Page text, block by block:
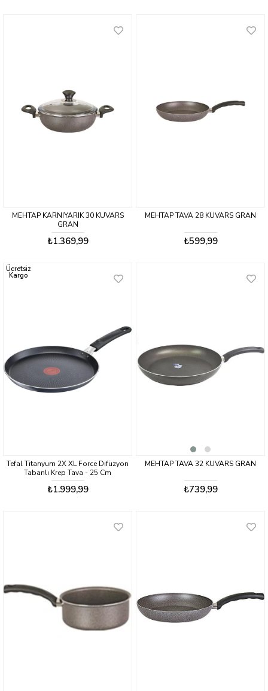
MEHTAP KARNIYARIK 30 KUVARS
GRAN
₺1.369,99
MEHTAP TAVA 28 KUVARS GRAN
₺599,99
Tefal Titanyum 2X XL Force Difüzyon
Tabanlı Krep Tava - 25 Cm
₺1.999,99
Ücretsiz
Kargo
MEHTAP TAVA 32 KUVARS GRAN
₺739,99